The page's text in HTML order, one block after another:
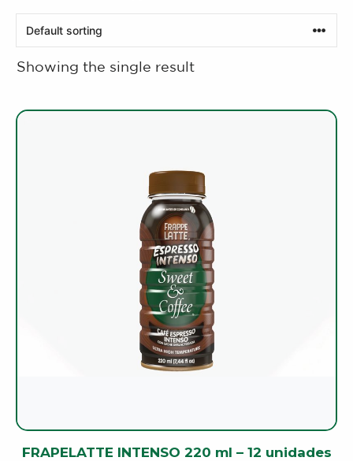
Showing the single result
FRAPELATTE INTENSO 220 ml – 12 unidades